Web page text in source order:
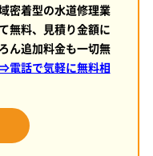
密着型の水道修理業
無料、見積り金額に
ん追加料金も一切無
電話で気軽に無料相